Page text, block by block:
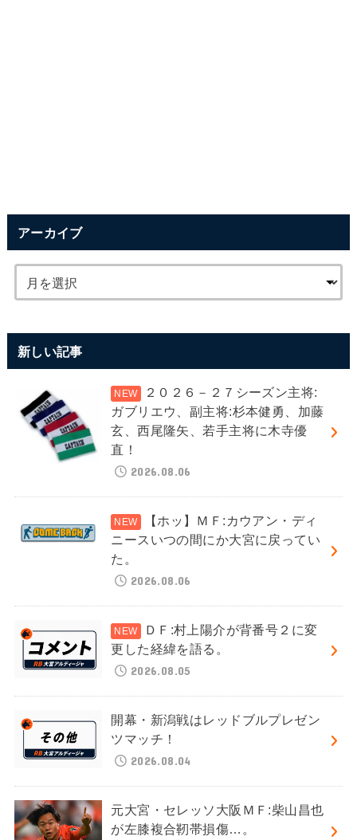
アーカイブ
新しい記事
２０２６－２７シーズン主将:
ガブリエウ、副主将:杉本健勇、加藤
玄、西尾隆矢、若手主将に木寺優
直！
2026.08.06
【ホッ】ＭＦ:カウアン・ディ
ニースいつの間にか大宮に戻ってい
た。
2026.08.06
ＤＦ:村上陽介が背番号２に変
更した経緯を語る。
2026.08.05
開幕・新潟戦はレッドブルプレゼン
ツマッチ！
2026.08.04
元大宮・セレッソ大阪ＭＦ:柴山昌也
が左膝複合靭帯損傷…。